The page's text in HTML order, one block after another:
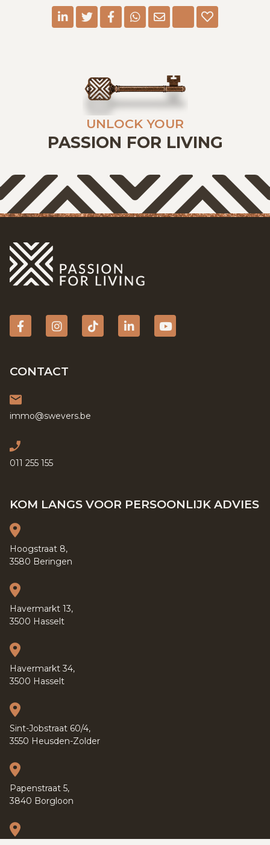
linkedin
twitter
facebook
whatsapp
E-mail
Print
UNLOCK YOUR
PASSION FOR LIVING
FacebookInstagram
tiktokLinkedinYouTube
CONTACT
immo@swevers.be
011 255 155
KOM LANGS VOOR PERSOONLIJK ADVIES
Hoogstraat 8,
3580 Beringen
Havermarkt 13,
3500 Hasselt
Havermarkt 34,
3500 Hasselt
Sint-Jobstraat 60/4,
3550 Heusden-Zolder
Papenstraat 5,
3840 Borgloon